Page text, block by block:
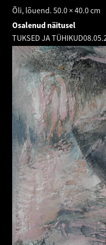
Õli, lõuend. 50.0 × 40.0 cm
Osalenud näitusel
TUKSED JA TÜHIKUD